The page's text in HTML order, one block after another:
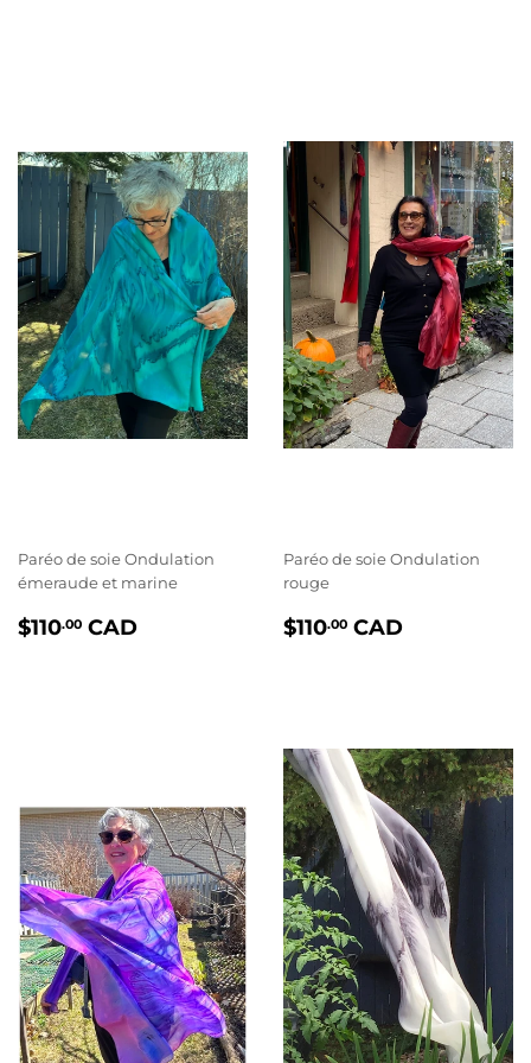
Paréo de soie Ondulation
émeraude et marine
PRIX
$110.00 CAD
Paréo de soie Ondulation
rouge
PRIX
$110.00 CAD